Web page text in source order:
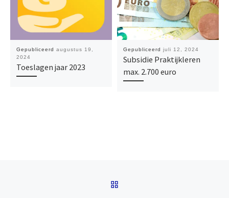
Gepubliceerd augustus 19,
2024
Toeslagen jaar 2023
Gepubliceerd juli 12, 2024
Subsidie Praktijkleren
max. 2.700 euro
Bericht navigatie